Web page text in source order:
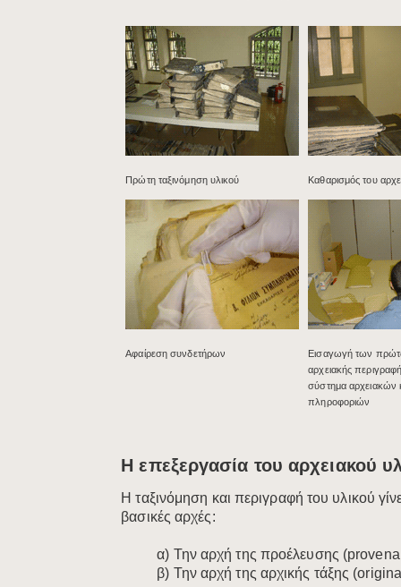
​Πρώτη ταξινόμηση υλικού Καθαρισμός του
Αφαίρεση συνδετήρων
​Εισαγωγή των
αρχειακής
σύστημα αρχειακών
πληροφοριών
Η επεξεργασία του αρχειακού
Η ταξινόμηση και περιγραφή του υλικού
βασικές αρχές:
α) Την αρχή της προέλευσης
β) Την αρχή της αρχικής τάξης